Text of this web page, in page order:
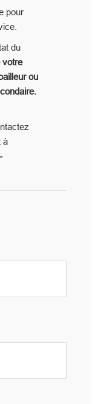
pour
du
votre
ou
à